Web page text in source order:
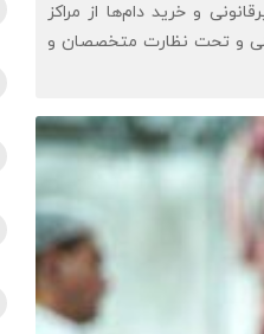
و خرید دام‌ها از مراکز
و تحت نظارت متخصصان و